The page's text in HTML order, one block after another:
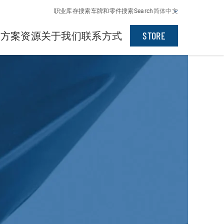
职业库存搜索车牌和零件搜索Search简体中文
案资源关于我们联系方式 STORE